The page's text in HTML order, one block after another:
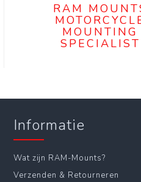
RAM
MOUNTING
SPECIALIST
Informatie
Wat zijn RAM-Mounts?
Verzenden & Retourneren